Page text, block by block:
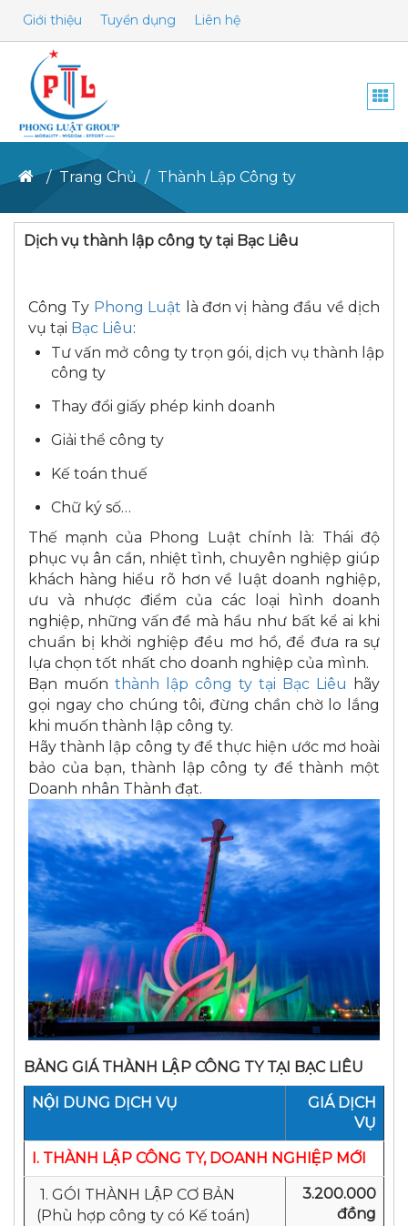
Giới thiệu Tuyển dụng Liên hệ
Trang Chủ Thành Lập Công ty
Dịch vụ thành lập công ty tại Bạc Liêu
Công Ty Phong Luật là đơn vị hàng đầu về dịch
vụ tại Bạc Liêu:
Tư vấn mở công ty trọn gói, dịch vụ thành lập
công ty
Thay đổi giấy phép kinh doanh
Giải thể công ty
Kế toán thuế
Chữ ký số…
Thế mạnh của Phong Luật chính là: Thái độ
phục vụ ân cần, nhiệt tình, chuyên nghiệp giúp
khách hàng hiểu rõ hơn về luật doanh nghiệp,
ưu và nhược điểm của các loại hình doanh
nghiệp, những vấn đề mà hầu như bất kể ai khi
chuẩn bị khởi nghiệp đều mơ hồ, để đưa ra sự
lựa chọn tốt nhất cho doanh nghiệp của mình.
Bạn muốn thành lập công ty tại Bạc Liêu
hãy
gọi ngay cho chúng tôi, đừng chần chờ lo lắng
khi muốn thành lập công ty.
Hãy thành lập công ty để thực hiện ước mơ hoài
bảo của bạn, thành lập công ty để thành một
Doanh nhân Thành đạt.
BẢNG GIÁ THÀNH LẬP CÔNG TY TẠI BẠC LIÊU
NỘI DUNG DỊCH VỤ
GIÁ DỊCH
VỤ
I. THÀNH LẬP CÔNG TY, DOANH NGHIỆP MỚI
1. GÓI THÀNH LẬP CƠ BẢN
(Phù hợp công ty có Kế toán)
3.200.000
đồng